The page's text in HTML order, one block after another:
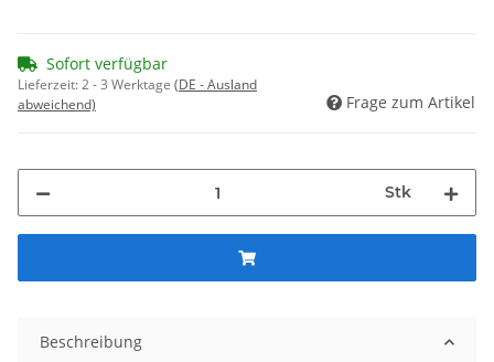
Sofort verfügbar
Lieferzeit:2 - 3 Werktage (DE - Ausland
abweichend)
Frage zum Artikel
Stk
Beschreibung